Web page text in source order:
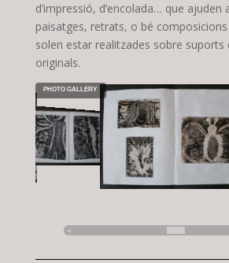
d’impressió, d’encolada… que ajuden
paisatges, retrats, o bé
solen estar realitzades sobre suports
originals.
◄
PHOTO GALLERY